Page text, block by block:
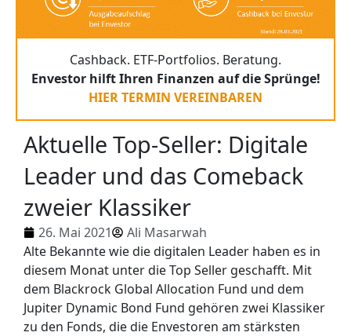
Cashback. ETF-Portfolios. Beratung.
Envestor hilft Ihren Finanzen auf die Sprünge!
HIER TERMIN VEREINBAREN
Aktuelle Top-Seller: Digitale
Leader und das Comeback
zweier Klassiker
26. Mai 2021
Ali Masarwah
Alte Bekannte wie die digitalen Leader haben es in
diesem Monat unter die Top Seller geschafft. Mit
dem Blackrock Global Allocation Fund und dem
Jupiter Dynamic Bond Fund gehören zwei Klassiker
zu den Fonds, die die Envestoren am stärksten